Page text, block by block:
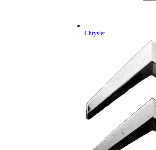
Chrysler